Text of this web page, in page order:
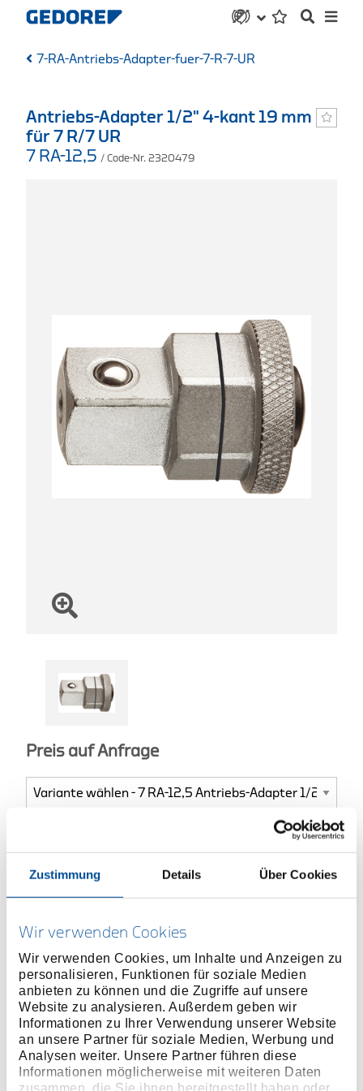
Zustimmung Details Über Cookies
Wir verwenden Cookies
Wir verwenden Cookies, um Inhalte und Anzeigen zu
personalisieren, Funktionen für soziale Medien
anbieten zu können und die Zugriffe auf unsere
Website zu analysieren. Außerdem geben wir
Informationen zu Ihrer Verwendung unserer Website
an unsere Partner für soziale Medien, Werbung und
Analysen weiter. Unsere Partner führen diese
Informationen möglicherweise mit weiteren Daten
zusammen, die Sie ihnen bereitgestellt haben oder
7-RA-Antriebs-Adapter-fuer-7-R-7-UR
Antriebs-Adapter 1/2" 4-kant 19 mm
für 7 R/7 UR
7 RA-12,5 / Code-Nr. 2320479
Preis auf Anfrage
ONLINE KAUFEN
Produktlinie EAN4010886894934
Produktbeschreibung
Der Einstecksechskant macht aus einem
Ringratschenschlüssel eine Knarre
Mit Druckknopfauslösung, verschleißfest
manganphosphatiert